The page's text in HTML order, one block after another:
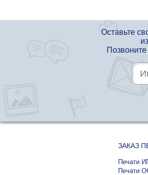
Оставьте
ЗАКАЗ
Печати
Печати